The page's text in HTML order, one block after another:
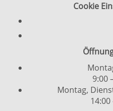
Cookie
9:00
Montag,